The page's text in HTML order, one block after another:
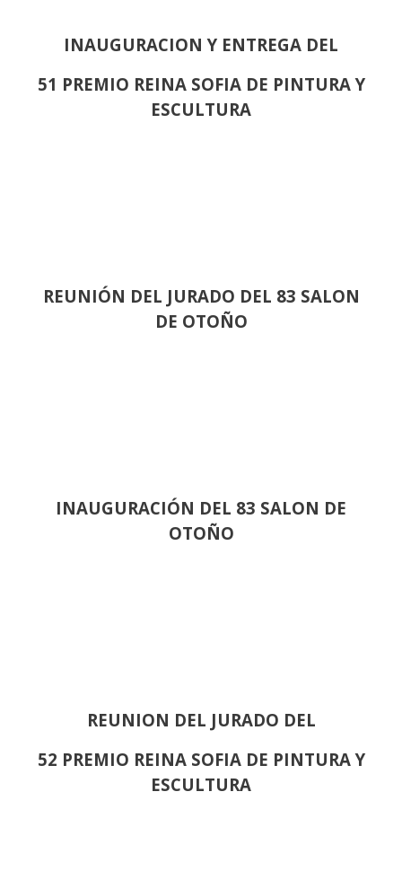
INAUGURACION Y ENTREGA DEL
51 PREMIO REINA SOFIA DE PINTURA Y
ESCULTURA
REUNIÓN DEL JURADO DEL 83 SALON
DE OTOÑO
INAUGURACIÓN DEL 83 SALON DE
OTOÑO
REUNION DEL JURADO DEL
52 PREMIO REINA SOFIA DE PINTURA Y
ESCULTURA